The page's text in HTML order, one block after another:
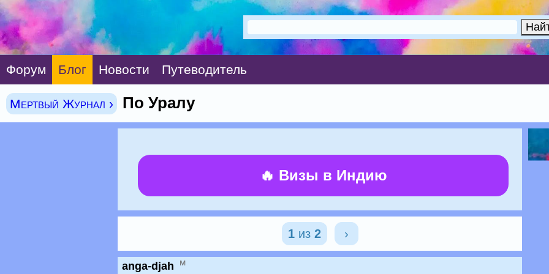
Форум Блог Новости Путеводитель
Мертвый Журнал › По Уралу
🔥 Визы в Индию
1из 2 ›
anga-djah м